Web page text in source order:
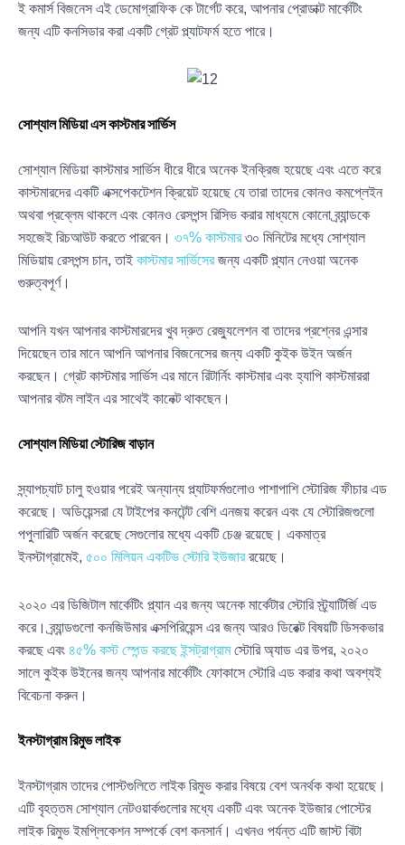
ই কমার্স বিজনেস এই ডেমোগ্রাফিক কে টার্গেট করে, আপনার প্রোডাক্ট মার্কেটিং
জন্য এটি কনসিডার করা একটি গ্রেট প্ল্যাটফর্ম হতে পারে।
সোশ্যাল মিডিয়া এস কাস্টমার সার্ভিস
সোশ্যাল মিডিয়া কাস্টমার সার্ভিস ধীরে ধীরে অনেক ইনক্রিজ হয়েছে এবং এতে করে
কাস্টমারদের একটি এক্সপেকটেশন ক্রিয়েট হয়েছে যে তারা তাদের কোনও কমপ্লেইন
অথবা প্রব্লেম থাকলে এবং কোনও রেসপন্স রিসিভ করার মাধ্যমে কোনো ব্র্যান্ডকে
সহজেই রিচআউট করতে পারবেন। ৩৭% কাস্টমার৩০ মিনিটের মধ্যে সোশ্যাল
মিডিয়ায় রেসপন্স চান, তাই কাস্টমার সার্ভিসেরজন্য একটি প্ল্যান নেওয়া অনেক
গুরুত্বপূর্ণ।
আপনি যখন আপনার কাস্টমারদের খুব দ্রুত রেজ্যুলেশন বা তাদের প্রশ্নের এন্সার
দিয়েছেন তার মানে আপনি আপনার বিজনেসের জন্য একটি কুইক উইন অর্জন
করছেন। গ্রেট কাস্টমার সার্ভিস এর মানে রিটার্নিং কাস্টমার এবং হ্যাপি কাস্টমাররা
আপনার বটম লাইন এর সাথেই কানেক্ট থাকছেন।
সোশ্যাল মিডিয়া স্টোরিজ বাড়ান
স্ন্যাপচ্যাট চালু হওয়ার পরেই অন্যান্য প্ল্যাটফর্মগুলোও পাশাপাশি স্টোরিজ ফীচার এড
করেছে। অডিয়েন্সরা যে টাইপের কনটেন্ট বেশি এনজয় করেন এবং যে স্টোরিজগুলো
পপুলারিটি অর্জন করেছে সেগুলোর মধ্যে একটি চেঞ্জ রয়েছে। একমাত্র
ইনস্টাগ্রামেই, ৫০০ মিলিয়ন একটিভ স্টোরি ইউজাররয়েছে।
২০২০ এর ডিজিটাল মার্কেটিং প্ল্যান এর জন্য অনেক মার্কেটার স্টোরি স্ট্র্যাটির্জি এড
করে। ব্র্যান্ডগুলো কনজিউমার এক্সপিরিয়েন্স এর জন্য আরও ডিরেক্ট বিষয়টি ডিসকভার
করছে এবং ৪৫% কস্ট স্পেন্ড করছে ইন্সট্রাগ্রামস্টোরি অ্যাড এর উপর, ২০২০
সালে কুইক উইনের জন্য আপনার মার্কেটিং ফোকাসে স্টোরি এড করার কথা অবশ্যই
বিবেচনা করুন।
ইনস্টাগ্রাম রিমুভ লাইক
ইনস্টাগ্রাম তাদের পোস্টগুলিতে লাইক রিমুভ করার বিষয়ে বেশ অনর্থক কথা হয়েছে।
এটি বৃহত্তম সোশ্যাল নেটওয়ার্কগুলোর মধ্যে একটি এবং অনেক ইউজার পোস্টের
লাইক রিমুভ ইমপ্লিকেশন সম্পর্কে বেশ কনসার্ন। এখনও পর্যন্ত এটি জাস্ট বিটা